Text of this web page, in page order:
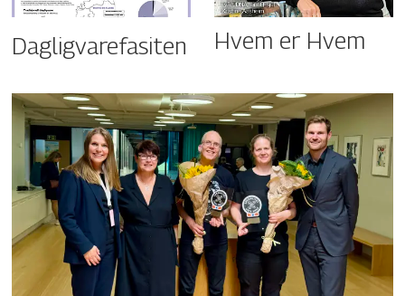
Dagligvarefasiten Hvem er Hvem